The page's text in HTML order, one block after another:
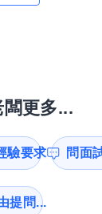
更多...
驗要求 問面
提問...